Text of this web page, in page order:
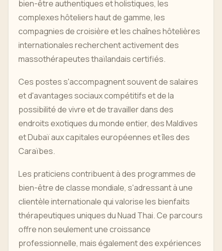
bien-être authentiques et holistiques, les
complexes hôteliers haut de gamme, les
compagnies de croisière et les chaînes hôtelières
internationales recherchent activement des
massothérapeutes thaïlandais certifiés.
Ces postes s'accompagnent souvent de salaires
et d'avantages sociaux compétitifs et de la
possibilité de vivre et de travailler dans des
endroits exotiques du monde entier, des Maldives
et Dubaï aux capitales européennes et îles des
Caraïbes.
Les praticiens contribuent à des programmes de
bien-être de classe mondiale, s'adressant à une
clientèle internationale qui valorise les bienfaits
thérapeutiques uniques du Nuad Thai. Ce parcours
offre non seulement une croissance
professionnelle, mais également des expériences